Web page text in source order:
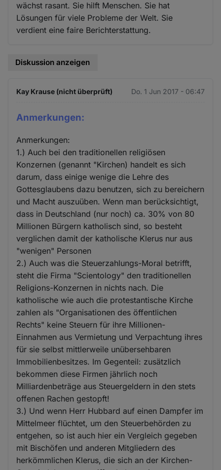
wächst rasant. Sie hilft Menschen. Sie hat
Lösungen für viele Probleme der Welt. Sie
verdient eine faire Berichterstattung.
Diskussion anzeigen
Kay Krause (nicht überprüft) Do. 1 Jun 2017 - 06:47
Anmerkungen:
Anmerkungen:
1.) Auch bei den traditionellen religiösen
Konzernen (genannt "Kirchen) handelt es sich
darum, dass einige wenige die Lehre des
Gottesglaubens dazu benutzen, sich zu bereichern
und Macht auszuüben. Wenn man berücksichtigt,
dass in Deutschland (nur noch) ca. 30% von 80
Millionen Bürgern katholisch sind, so besteht
verglichen damit der katholische Klerus nur aus
"wenigen" Personen
2.) Auch was die Steuerzahlungs-Moral betrifft,
steht die Firma "Scientology" den traditionellen
Religions-Konzernen in nichts nach. Die
katholische wie auch die protestantische Kirche
zahlen als "Organisationen des öffentlichen
Rechts" keine Steuern für ihre Millionen-
Einnahmen aus Vermietung und Verpachtung ihres
für sie selbst mittlerweile unübersehbaren
Immobilienbesitzes. Im Gegenteil: zusätzlich
bekommen diese Firmen jährlich noch
Milliardenbeträge aus Steuergeldern in den stets
offenen Rachen gestopft!
3.) Und wenn Herr Hubbard auf einen Dampfer im
Mittelmeer flüchtet, um den Steuerbehörden zu
entgehen, so ist auch hier ein Vergleich gegeben
mit Bischöfen und anderen Mitgliedern des
herkömmlichen Klerus, die sich an der Kirchen-